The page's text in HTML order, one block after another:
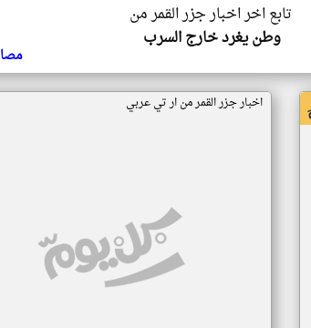
تابع اخر اخبار جزر القمر من
وطن يغرد خارج السرب
اخبار جزر القمر من ار تي عربي